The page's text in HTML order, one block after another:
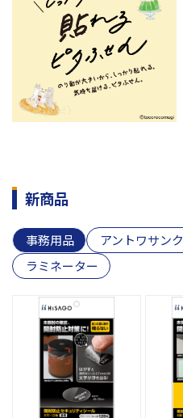
新商品
事務用品 アントワサンク
ラミネーター